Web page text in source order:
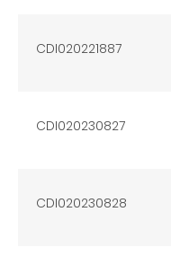
CDI020221887
CDI020230827
CDI020230828